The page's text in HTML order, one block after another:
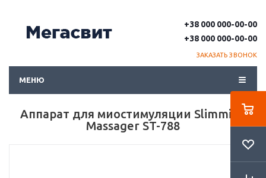
+38 000 000-00-00
+38 000 000-00-00
ЗАКАЗАТЬ ЗВОНОК
МЕНЮ
Аппарат для миостимуляции Slimming
Massager ST-788